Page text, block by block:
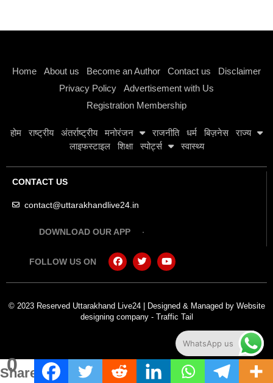
0
Shares
Home About us Become an Author Contact us
Disclaimer
Privacy Policy
Advertisement with Us
Registration Membership
होम राष्ट्रीय अंतर्राष्ट्रीय मनोरंजन राजनीति धर्म बिज़नेस
राज्य
लाइफस्टाइल
शिक्षा स्पोर्ट्स स्वास्थ्य
CONTACT US
contact@uttarakhandlive24.in
DOWNLOAD OUR APP
FOLLOW US ON
© 2023 Reserved Uttarakhand Live24 | Designed & Managed by Website
designing company- Traffic Tail
WhatsApp us